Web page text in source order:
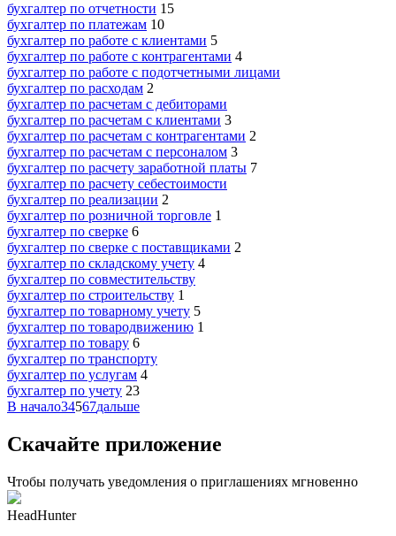
бухгалтер по отчетности 15
бухгалтер по платежам 10
бухгалтер по работе с клиентами 5
бухгалтер по работе с контрагентами 4
бухгалтер по работе с подотчетными лицами
бухгалтер по расходам 2
бухгалтер по расчетам с дебиторами
бухгалтер по расчетам с клиентами 3
бухгалтер по расчетам с контрагентами 2
бухгалтер по расчетам с персоналом 3
бухгалтер по расчету заработной платы 7
бухгалтер по расчету себестоимости
бухгалтер по реализации 2
бухгалтер по розничной торговле 1
бухгалтер по сверке 6
бухгалтер по сверке с поставщиками 2
бухгалтер по складскому учету 4
бухгалтер по совместительству
бухгалтер по строительству 1
бухгалтер по товарному учету 5
бухгалтер по товародвижению 1
бухгалтер по товару 6
бухгалтер по транспорту
бухгалтер по услугам 4
бухгалтер по учету 23
В начало34567дальше
Скачайте приложение
Чтобы получать уведомления о приглашениях мгновенно
HeadHunter